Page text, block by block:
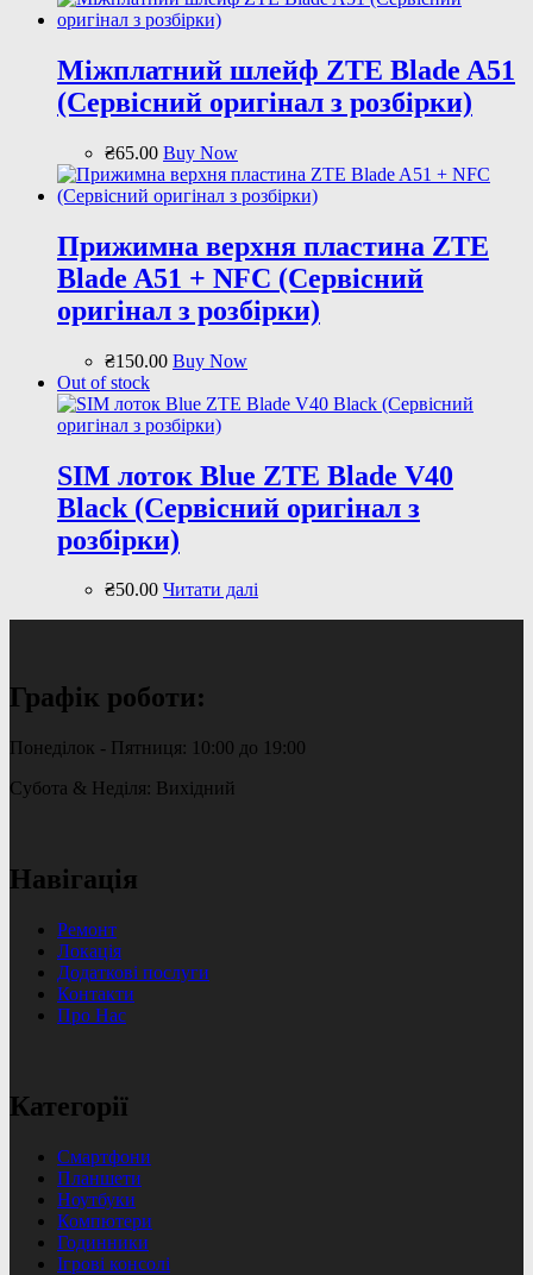
Міжплатний шлейф ZTE Blade A51
(Сервісний оригінал з розбірки)
₴65.00 Buy Now
Прижимна верхня пластина ZTE
Blade A51 + NFС (Сервісний
оригінал з розбірки)
₴150.00 Buy Now
Out of stock
SIM лоток Blue ZTE Blade V40
Black (Сервісний оригінал з
розбірки)
₴50.00 Читати далі
Графік роботи:
Понеділок - Пятниця: 10:00 до 19:00
Субота & Неділя: Вихідний
Навігація
Ремонт
Локація
Додаткові послуги
Контакти
Про Нас
Категорії
Смартфони
Планшети
Ноутбуки
Компютери
Годинники
Ігрові консолі